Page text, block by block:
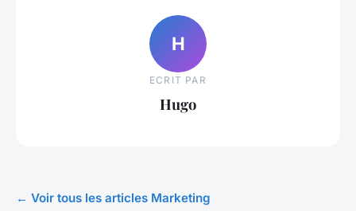
H
ECRIT PAR
Hugo
← Voir tous les articles Marketing